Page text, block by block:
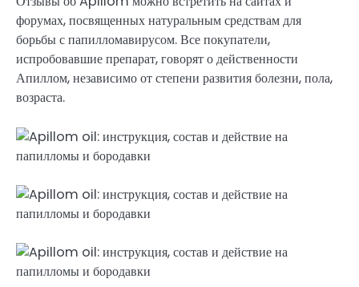
форумах, посвященных натуральным средствам для
борьбы с папилломавирусом. Все покупатели,
испробовавшие препарат, говорят о действенности
Апиллом, независимо от степени развития болезни, пола,
возраста.